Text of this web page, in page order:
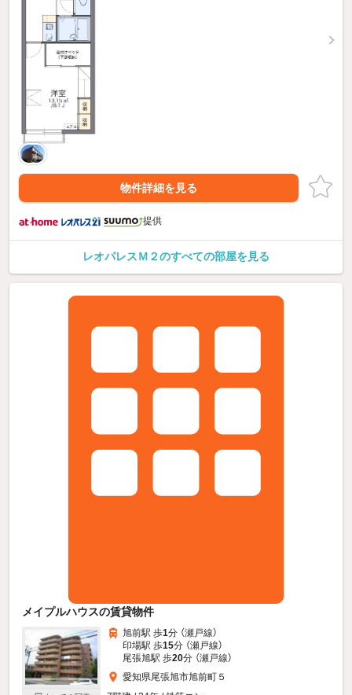
物件詳細を見る
提供
レオパレスＭ２のすべての部屋を見る
メイプルハウスの賃貸物件
旭前駅 歩1分 （瀬戸線）
印場駅 歩15分 （瀬戸線）
尾張旭駅 歩20分 （瀬戸線）
愛知県尾張旭市旭前町５